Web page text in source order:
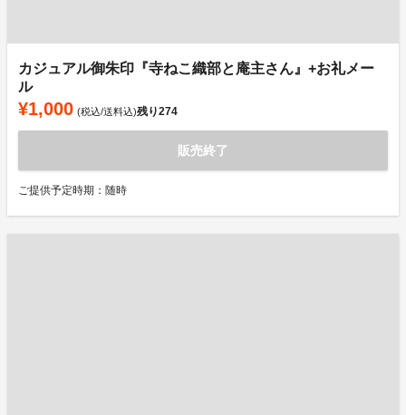
カジュアル御朱印『寺ねこ織部と庵主さん』+お礼メー
ル
¥1,000 (税込/送料込)残り274
販売終了
ご提供予定時期：随時